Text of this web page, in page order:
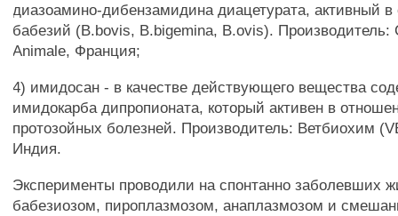
диазоамино-дибензамидина диацетурата, активный
бабезий (B.bovis, B.bigemina, B.ovis). Производитель:
Animale, Франция;
4) имидосан - в качестве действующего вещества
имидокарба дипропионата, который активен в
протозойных болезней. Производитель: Ветбиохим
Индия.
Эксперименты проводили на спонтанно заболевших
бабезиозом, пироплазмозом, анаплазмозом и